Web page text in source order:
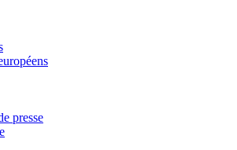
presse